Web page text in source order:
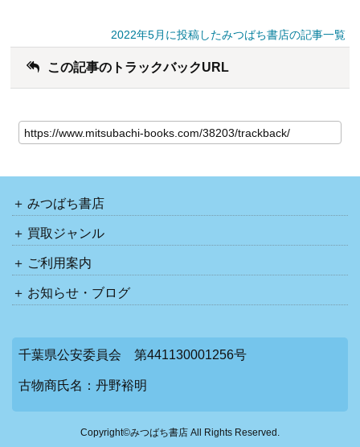
2022年5月に投稿したみつばち書店の記事一覧
この記事のトラックバックURL
みつばち書店
買取ジャンル
ご利用案内
お知らせ・ブログ
千葉県公安委員会 第441130001256号
古物商氏名：丹野裕明
Copyright©みつばち書店 All Rights Reserved.